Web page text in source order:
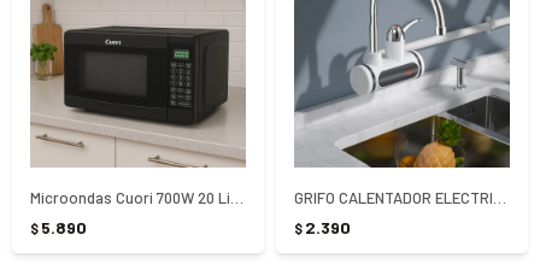
$ 5.890 $ 2.390